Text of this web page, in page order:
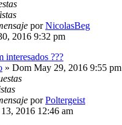
porNicolasBeg
2016 9:32 pm
interesados ???
» Dom May 29, 2016 9:55 pm
porPoltergeist
2016 12:46 am